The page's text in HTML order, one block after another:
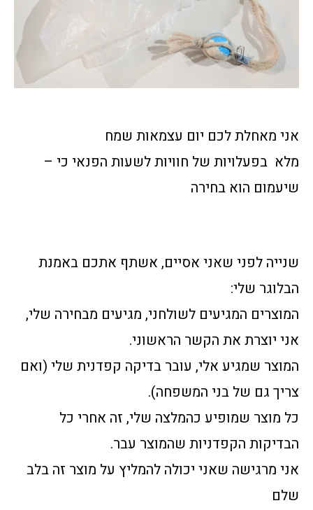
אני מאחלת לכם יום עצמאות שמח
מלא בפעלויות של חוויות לשעות הפנאי כי –
שיעמום הוא בחירה
שנייה לפני שאני אסיים, אשתף אתכם באמנת
הבלוגר שלי:
המוצרים המגיעים לשולחני, מגיעים מבחירה שלי,
אני יוצרת את הקשר הראשוני.
המוצר שמגיע אלי, עובר בדיקה קפדנית שלי (ואם
צריך גם של בני המשפחה).
כל מוצר שמופיע כהמלצה שלי, זה אחרי כל
הבדיקות הקפדניות שהמוצר עבר.
אני מרגישה שאני יכולה להמליץ על מוצר זה בלב
שלם